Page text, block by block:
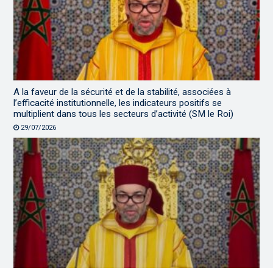
A la faveur de la sécurité et de la stabilité, associées à
l’efficacité institutionnelle, les indicateurs positifs se
multiplient dans tous les secteurs d’activité (SM le Roi)
29/07/2026